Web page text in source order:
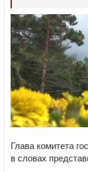
Глава комитета
в словах